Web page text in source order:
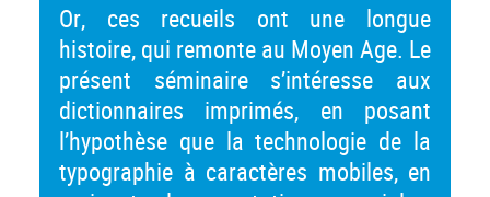
Or, ces recueils ont une longue
histoire, qui remonte au Moyen Age. Le
présent séminaire s’intéresse aux
dictionnaires imprimés, en posant
l’hypothèse que la technologie de la
typographie à caractères mobiles, en